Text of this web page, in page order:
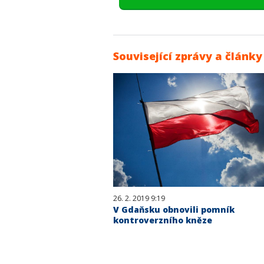
Související zprávy a články
26. 2. 2019 9:19
V Gdaňsku obnovili pomník
kontroverzního kněze